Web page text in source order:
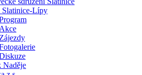
Slatinice-Lípy
Akce
Zájezdy
Naděje